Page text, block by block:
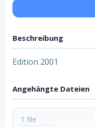
Beschreibung
Edition 2001
Angehängte Dateien
1 file